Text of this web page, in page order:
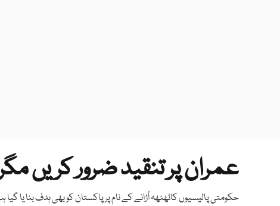
عمران پر تنقید ضرور کریں
حکومتی پالیسیوں کاٹھٹھہ اُڑانے کے نام پر پاکستان کو بھی ہدف بنا یا گیا